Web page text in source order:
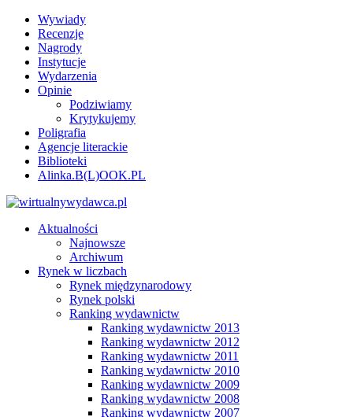
Wywiady
Recenzje
Nagrody
Instytucje
Wydarzenia
Opinie
Podziwiamy
Krytykujemy
Poligrafia
Agencje literackie
Biblioteki
Alinka.B(L)OOK.PL
Aktualności
Najnowsze
Archiwum
Rynek w liczbach
Rynek międzynarodowy
Rynek polski
Ranking wydawnictw
Ranking wydawnictw 2013
Ranking wydawnictw 2012
Ranking wydawnictw 2011
Ranking wydawnictw 2010
Ranking wydawnictw 2009
Ranking wydawnictw 2008
Ranking wydawnictw 2007